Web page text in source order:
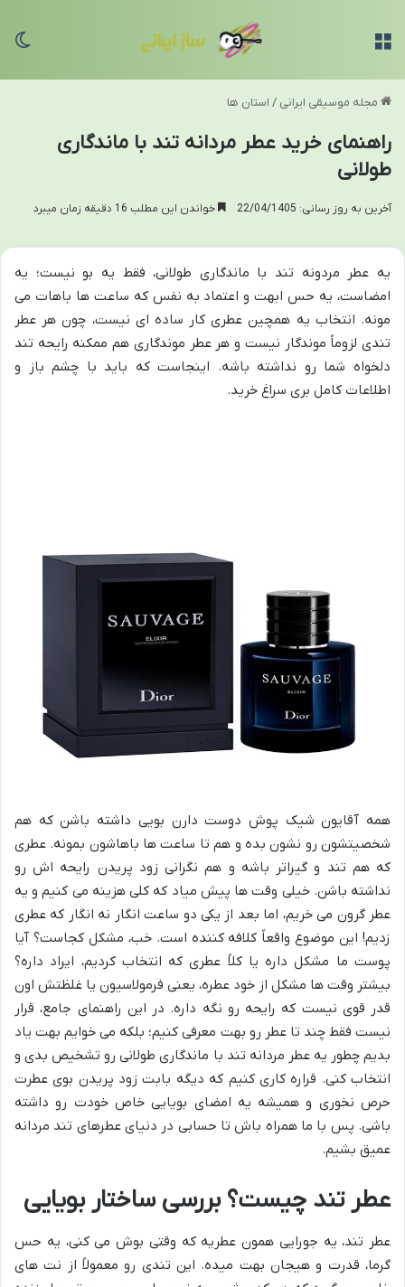
مجله موسیقی ایرانی / استان ها
راهنمای خرید عطر مردانه تند با ماندگاری
طولانی
آخرین به روز رسانی: 22/04/1405 خواندن این مطلب 16 دقیقه زمان میبرد
یه عطر مردونه تند با ماندگاری طولانی، فقط یه بو نیست؛ یه
امضاست، یه حس ابهت و اعتماد به نفس که ساعت ها باهات می
مونه. انتخاب یه همچین عطری کار ساده ای نیست، چون هر عطر
تندی لزوماً موندگار نیست و هر عطر موندگاری هم ممکنه رایحه تند
دلخواه شما رو نداشته باشه. اینجاست که باید با چشم باز و
اطلاعات کامل بری سراغ خرید.
همه آقایون شیک پوش دوست دارن بویی داشته باشن که هم
شخصیتشون رو نشون بده و هم تا ساعت ها باهاشون بمونه. عطری
که هم تند و گیراتر باشه و هم نگرانی زود پریدن رایحه اش رو
نداشته باشن. خیلی وقت ها پیش میاد که کلی هزینه می کنیم و یه
عطر گرون می خریم، اما بعد از یکی دو ساعت انگار نه انگار که عطری
زدیم! این موضوع واقعاً کلافه کننده است. خب، مشکل کجاست؟ آیا
پوست ما مشکل داره یا کلاً عطری که انتخاب کردیم، ایراد داره؟
بیشتر وقت ها مشکل از خود عطره، یعنی فرمولاسیون یا غلظتش اون
قدر قوی نیست که رایحه رو نگه داره. در این راهنمای جامع، قرار
نیست فقط چند تا عطر رو بهت معرفی کنیم؛ بلکه می خوایم بهت یاد
بدیم چطور یه عطر مردانه تند با ماندگاری طولانی رو تشخیص بدی و
انتخاب کنی. قراره کاری کنیم که دیگه بابت زود پریدن بوی عطرت
حرص نخوری و همیشه یه امضای بویایی خاص خودت رو داشته
باشی. پس با ما همراه باش تا حسابی در دنیای عطرهای تند مردانه
عمیق بشیم.
عطر تند چیست؟ بررسی ساختار بویایی
عطر تند، یه جورایی همون عطریه که وقتی بوش می کنی، یه حس
گرما، قدرت و هیجان بهت میده. این تندی رو معمولاً از نت های